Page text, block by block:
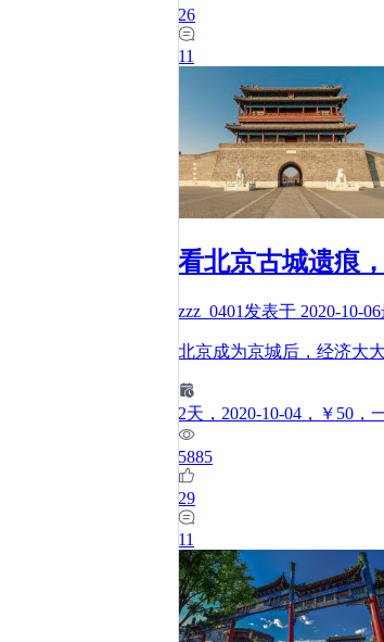
26
11
看北京古城遗痕
zzz_0401 发表于 2020-10-06
北京成为京城后，经济大
2天 ，2020-10-04 ，￥50 ，
5885
29
11